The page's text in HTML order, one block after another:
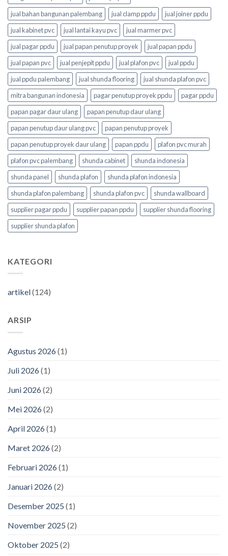
jual bahan bangunan palembang
jual clamp ppdu
jual joiner ppdu
jual kabinet pvc
jual lantai kayu pvc
jual marmer pvc
jual pagar ppdu
jual papan penutup proyek
jual papan ppdu
jual papan pvc
jual penjepit ppdu jual plafon pvc
jual ppdu
jual ppdu palembang
jual shunda flooring
jual shunda plafon pvc
mitra bangunan indonesia
pagar penutup proyek ppdu
pagar ppdu
papan pagar daur ulang
papan penutup daur ulang
papan penutup daur ulang pvc
papan penutup proyek
papan penutup proyek daur ulang
papan ppdu
plafon pvc murah
plafon pvc palembang
shunda cabinet
shunda indonesia
shunda panel
shunda plafon
shunda plafon indonesia
shunda plafon palembang
shunda plafon pvc
shunda wallboard
supplier pagar ppdu
supplier papan ppdu
supplier shunda flooring
supplier shunda plafon
KATEGORI
artikel(124)
ARSIP
Agustus 2026(1)
Juli 2026(1)
Juni 2026(2)
Mei 2026(2)
April 2026(1)
Maret 2026(2)
Februari 2026(1)
Januari 2026(2)
Desember 2025 (1)
November 2025 (2)
Oktober 2025 (2)